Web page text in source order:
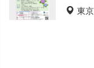
東